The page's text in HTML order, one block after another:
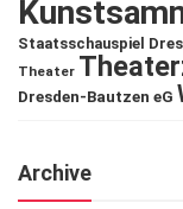
Staatsschauspiel
Theater
Dresden-Bautzen eG
Archive